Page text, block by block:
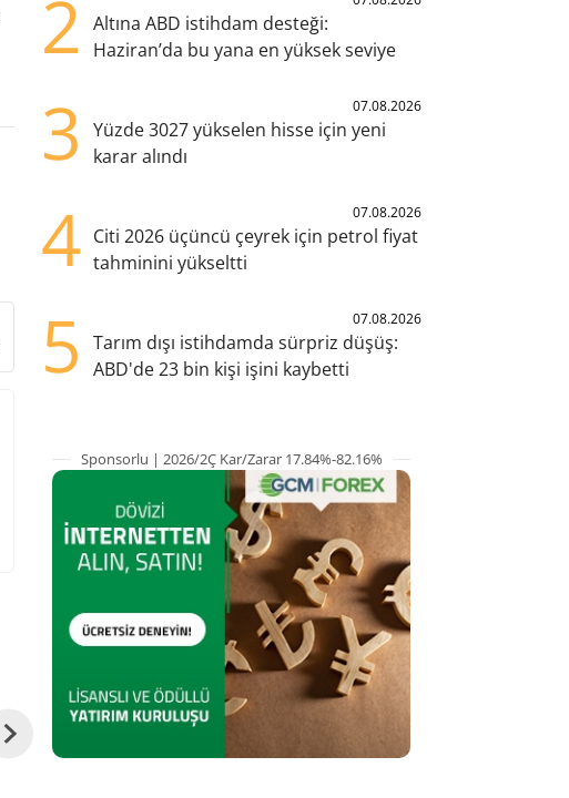
2
Altına ABD istihdam desteği:
Haziran’da bu yana en yüksek seviye
3 07.08.2026
Yüzde 3027 yükselen hisse için yeni
karar alındı
4 07.08.2026
Citi 2026 üçüncü çeyrek için petrol fiyat
tahminini yükseltti
5 07.08.2026
Tarım dışı istihdamda sürpriz düşüş:
ABD'de 23 bin kişi işini kaybetti
Sponsorlu | 2026/2Ç Kar/Zarar 17.84%-82.16%